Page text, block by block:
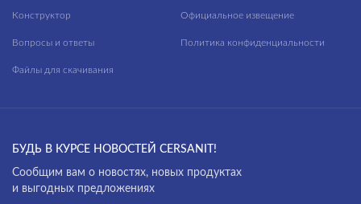
Конструктор
Вопросы и ответы
Файлы для скачивания
Официальное извещение
Политика конфиденциальности
БУДЬ В КУРСЕ НОВОСТЕЙ CERSANIT!
Cообщим вам о новостях, новых продуктах
и выгодных предложениях